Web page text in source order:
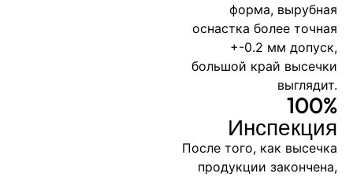
форма, вырубная
оснастка более точная
+-0.2 мм допуск,
большой край высечки
выглядит.
100%
Инспекция
После того, как высечка
продукции закончена,